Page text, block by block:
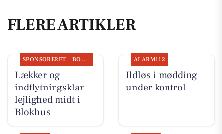
FLERE ARTIKLER
SPONSORERET BOLIGMARKED
Lækker og
indflytningsklar
lejlighed midt i
Blokhus
ALARM112
Ildløs i mødding
under kontrol